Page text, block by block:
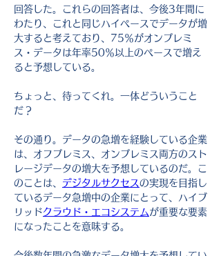
回答した。これらの回答者は、今後3年間に
わたり、これと同じハイペースでデータが増
大すると考えており、75％がオンプレミ
ス・データは年率50％以上のペースで増え
ると予想している。
ちょっと、待ってくれ。一体どういうこと
だ？
その通り。データの急増を経験している企業
は、オフプレミス、オンプレミス両方のスト
レージデータの増大を予想しているのだ。こ
のことは、 デジタルサクセスの実現を目指し
ているデータ急増中の企業にとって、ハイブ
リッドクラウド・エコシステムが重要な要素
になったことを意味する。